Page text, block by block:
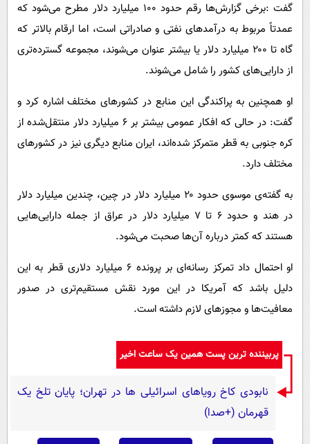
گفت :برخی گزارش‌ها رقم حدود ۱۰۰ میلیارد دلار مطرح می‌شود که
عمدتاً مربوط به درآمدهای نفتی و صادراتی است، اما ارقام بالاتر که
گاه تا ۲۰۰ میلیارد دلار یا بیشتر عنوان می‌شوند، مجموعه گسترده‌تری
از دارایی‌های کشور را شامل می‌شوند.
او همچنین به پراکندگی این منابع در کشورهای مختلف اشاره کرد و
گفت: در حالی که افکار عمومی بیشتر بر ۶ میلیارد دلار منتقل‌شده از
کره جنوبی به قطر متمرکز شده‌اند، ایران منابع دیگری نیز در کشورهای
مختلف دارد.
به گفته‌ی موسوی حدود ۲۰ میلیارد دلار در چین، چندین میلیارد دلار
در هند و حدود ۶ تا ۷ میلیارد دلار در عراق از جمله دارایی‌هایی
هستند که کمتر درباره آن‌ها صحبت می‌شود.
او احتمال داد تمرکز رسانه‌ای بر پرونده ۶ میلیارد دلاری قطر به این
دلیل باشد که آمریکا در این مورد نقش مستقیم‌تری در صدور
معافیت‌ها و مجوزهای لازم داشته است.
پربیننده ترین پست همین یک ساعت اخیر
نابودی کاخ رویاهای اسرائیلی ها در تهران؛ پایان تلخ یک
قهرمان (+صدا)